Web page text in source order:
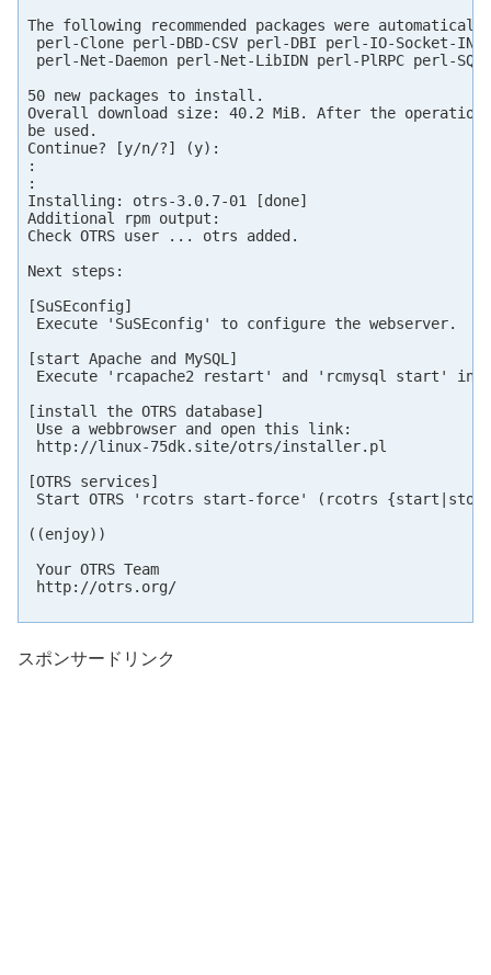
The following recommended packages were
perl-Clone perl-DBD-CSV perl-DBI perl-IO-Socket-
perl-Net-Daemon perl-Net-LibIDN perl-PlRPC perl-
50 new packages to install.
Overall download size: 40.2 MiB. After the
be used.
Continue? [y/n/?] (y):
:
:
Installing: otrs-3.0.7-01 [done]
Additional rpm output:
Check OTRS user ... otrs added.
Next steps:
[SuSEconfig]
Execute 'SuSEconfig' to configure the webserver.
[start Apache and MySQL]
Execute 'rcapache2 restart' and 'rcmysql start' in
[install the OTRS database]
Use a webbrowser and open this link:
http://linux-75dk.site/otrs/installer.pl
[OTRS services]
Start OTRS 'rcotrs start-force' (rcotrs
((enjoy))
Your OTRS Team
http://otrs.org/
スポンサードリンク